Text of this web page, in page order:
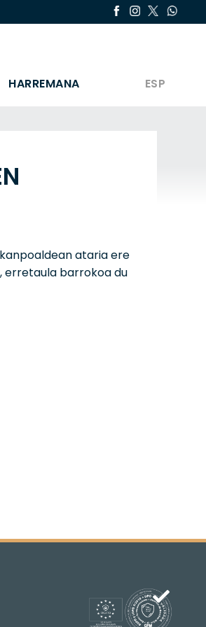
HARREMANA ESP
ataria ere
erretaula barrokoa du